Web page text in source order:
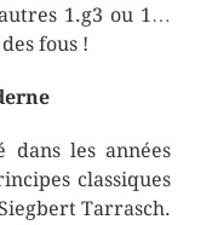
1.g3 ou 1…
fous !
dans les années
classiques
Tarrasch.